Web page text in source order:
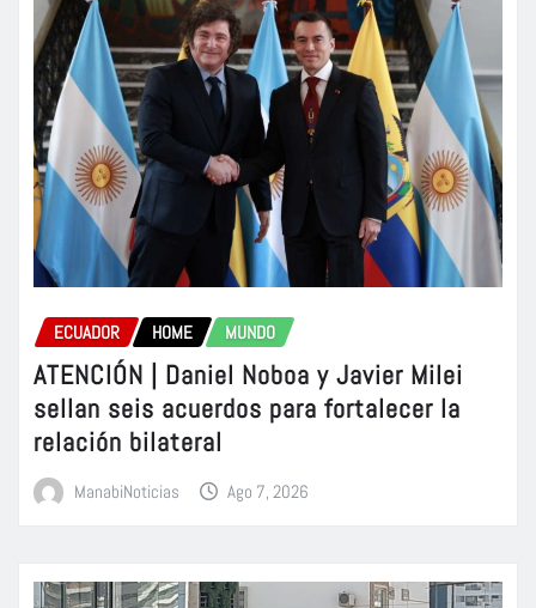
ECUADOR HOME MUNDO
ATENCIÓN | Daniel Noboa y Javier Milei
sellan seis acuerdos para fortalecer la
relación bilateral
ManabiNoticias Ago 7, 2026